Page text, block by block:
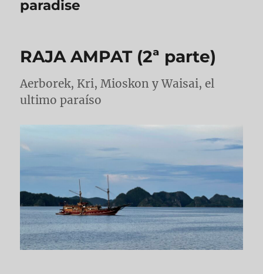
paradise
RAJA AMPAT (2ª parte)
Aerborek, Kri, Mioskon y Waisai, el
ultimo paraíso